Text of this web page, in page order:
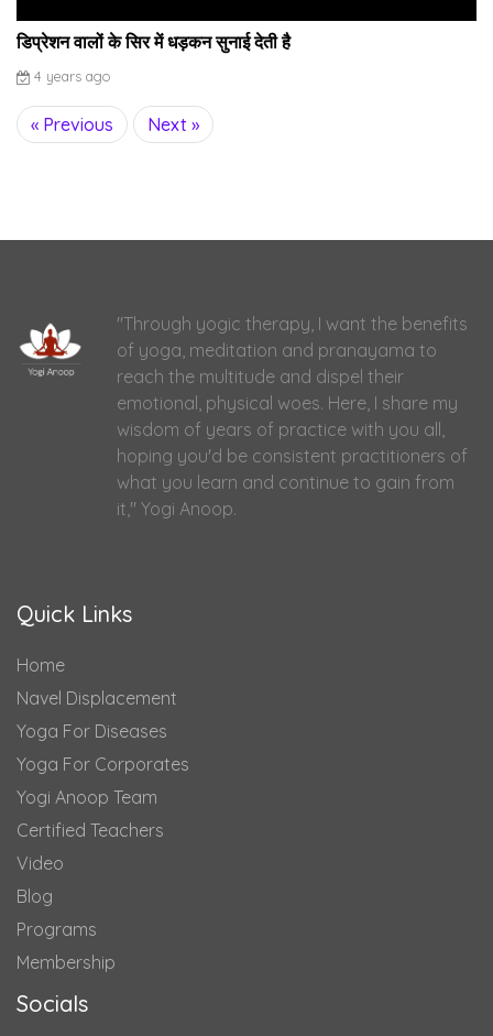
डिप्रेशन वालों के सिर में धड़कन सुनाई देती है
4 years ago
« Previous Next »
"Through yogic therapy, I want the benefits
of yoga, meditation and pranayama to
reach the multitude and dispel their
emotional, physical woes. Here, I share my
wisdom of years of practice with you all,
hoping you'd be consistent practitioners of
what you learn and continue to gain from
it," Yogi Anoop.
Quick Links
Home
Navel Displacement
Yoga For Diseases
Yoga For Corporates
Yogi Anoop Team
Certified Teachers
Video
Blog
Programs
Membership
Socials